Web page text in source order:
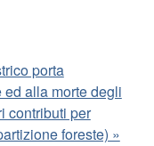
porta
alla morte degli
contributi per
foreste) »